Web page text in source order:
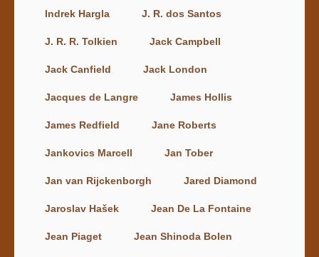
Indrek Hargla J. R. dos Santos
J. R. R. Tolkien Jack Campbell
Jack Canfield Jack London
Jacques de Langre James Hollis
James Redfield Jane Roberts
Jankovics Marcell Jan Tober
Jan van Rijckenborgh Jared Diamond
Jaroslav Hašek Jean De La Fontaine
Jean Piaget Jean Shinoda Bolen